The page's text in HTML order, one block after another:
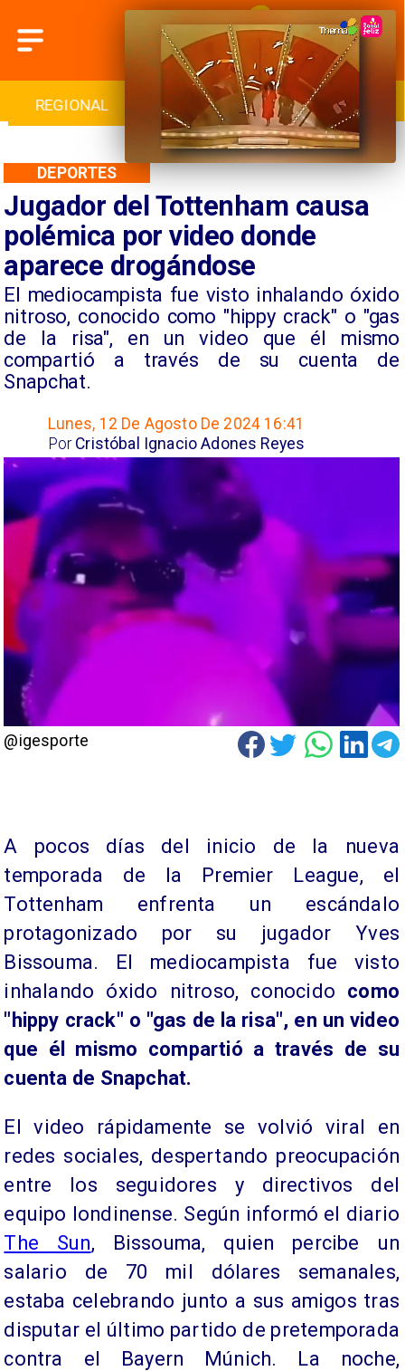
INTERNACIONAL DEPORTES CULTURA
Jugador del Tottenham causa
polémica por video donde
aparece drogándose
​El mediocampista fue visto inhalando óxido
nitroso, conocido como "hippy crack" o "gas
de la risa", en un video que él mismo
compartió a través de su cuenta de
Snapchat.
DEPORTES
Lunes, 12 De Agosto De 2024 16:41
Cristóbal Ignacio Adones Reyes
Por
@igesporte
A pocos días del inicio de la nueva
temporada de la Premier League, el
Tottenham enfrenta un escándalo
protagonizado por su jugador Yves
Bissouma. El mediocampista fue visto
inhalando óxido nitroso, conocido como
"hippy crack" o "gas de la risa", en un video
que él mismo compartió a través de su
cuenta de Snapchat.
El video rápidamente se volvió viral en
redes sociales, despertando preocupación
entre los seguidores y directivos del
equipo londinense. Según informó el diario
The Sun, Bissouma, quien percibe un
salario de 70 mil dólares semanales,
estaba celebrando junto a sus amigos tras
disputar el último partido de pretemporada
contra el Bayern Múnich. La noche,